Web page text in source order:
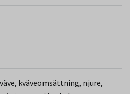
kväveomsättning, njure,